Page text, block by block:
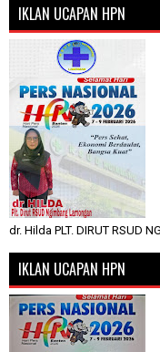
IKLAN UCAPAN HPN
dr. Hilda PLT. DIRUT RSUD
IKLAN UCAPAN HPN